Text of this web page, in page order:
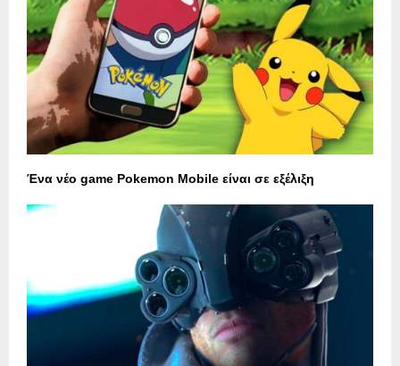
Ένα νέο game Pokemon Mobile είναι σε εξέλιξη